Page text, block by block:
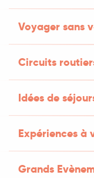
Voyager sans
Circuits
Idées de
Expériences à
Grands